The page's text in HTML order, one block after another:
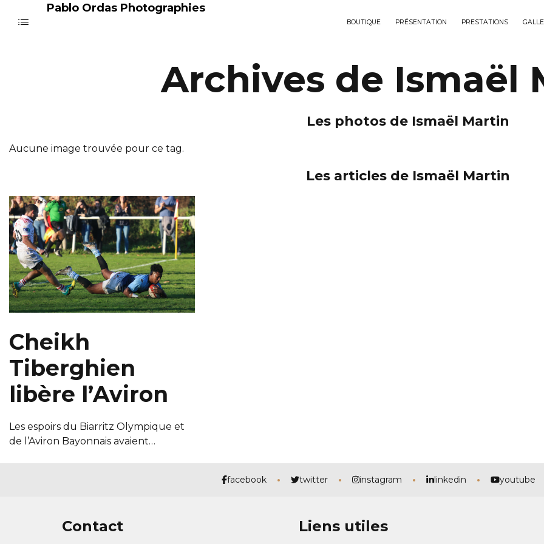
Pablo Ordas Photographies
BOUTIQUE PRÉSENTATION PRESTATIONS
Archives de Ismaël
Les photos de Ismaël Martin
Aucune image trouvée pour ce tag.
Les articles de Ismaël Martin
Cheikh
Tiberghien
libère l’Aviron
Les espoirs du Biarritz Olympique et
de l’Aviron Bayonnais avaient…
facebook twitter instagram linkedin youtube
Contact Liens utiles